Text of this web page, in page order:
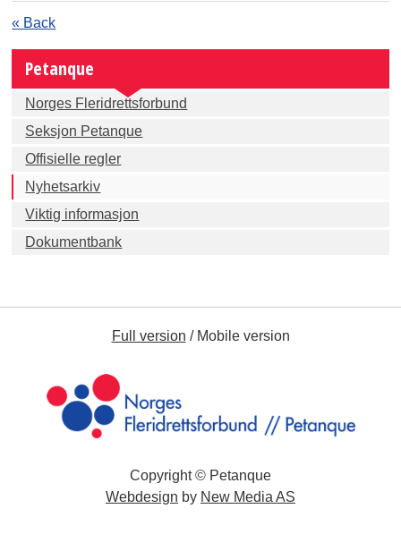
« Back
Petanque
Norges Fleridrettsforbund
Seksjon Petanque
Offisielle regler
Nyhetsarkiv
Viktig informasjon
Dokumentbank
Full version /Mobile version
Copyright © Petanque
Webdesign by New Media AS